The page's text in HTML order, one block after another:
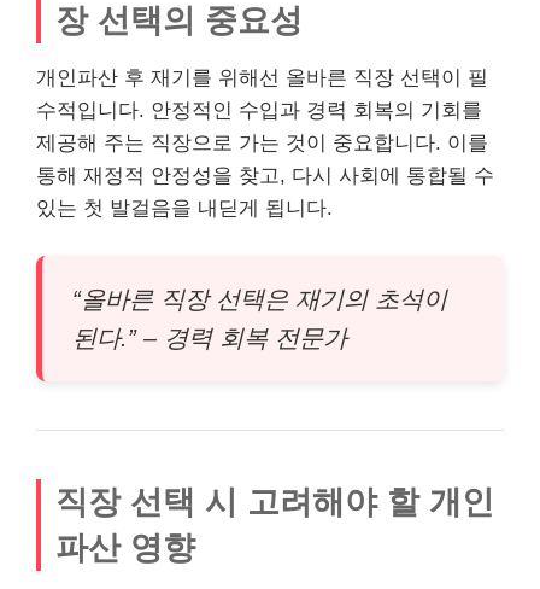
장 선택의 중요성
개인파산 후 재기를 위해선 올바른 직장 선택이 필
수적입니다. 안정적인 수입과 경력 회복의 기회를
제공해 주는 직장으로 가는 것이 중요합니다. 이를
통해 재정적 안정성을 찾고, 다시 사회에 통합될 수
있는 첫 발걸음을 내딛게 됩니다.
“올바른 직장 선택은 재기의 초석이
된다.” – 경력 회복 전문가
직장 선택 시 고려해야 할 개인
파산 영향